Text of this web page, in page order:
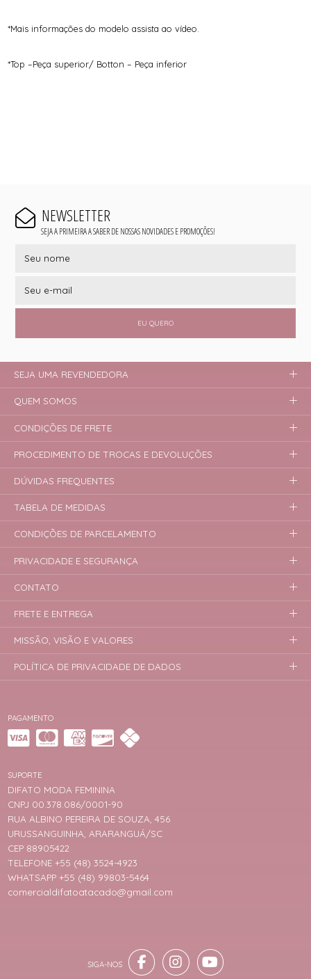
*Mais informações do modelo assista ao vídeo.
*Top –Peça superior/ Botton – Peça inferior
NEWSLETTER
SEJA A PRIMEIRA A SABER DE NOSSAS NOVIDADES E PROMOÇÕES!
EU QUERO
PAGAMENTO
SUPORTE
DIFATO MODA FEMININA
CNPJ 00.378.086/0001-90
RUA ALBINO PEREIRA DE SOUZA, 456
URUSSANGUINHA, ARARANGUÁ/SC
CEP 88905422
TELEFONE +55 (48) 3524-4923
WHATSAPP +55 (48) 99803-5464
comercialdifatoatacado@gmail.com
SEJA UMA REVENDEDORA
QUEM SOMOS
CONDIÇÕES DE FRETE
PROCEDIMENTO DE TROCAS E DEVOLUÇÕES
DÚVIDAS FREQUENTES
TABELA DE MEDIDAS
CONDIÇÕES DE PARCELAMENTO
PRIVACIDADE E SEGURANÇA
CONTATO
FRETE E ENTREGA
MISSÃO, VISÃO E VALORES
POLÍTICA DE PRIVACIDADE DE DADOS